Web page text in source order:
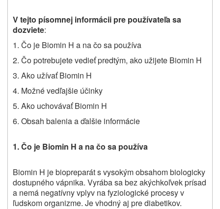
V tejto písomnej informácii pre používateľa sa
dozviete:
1. Čo je Biomin H a na čo sa používa
2. Čo potrebujete vedieť predtým, ako užijete Biomin H
3. Ako užívať Biomin H
4. Možné vedľajšie účinky
5. Ako uchovávať Biomin H
6. Obsah balenia a ďalšie informácie
1. Čo je Biomin H a na čo sa používa
Biomin H je biopreparát s vysokým obsahom biologicky
dostupného vápnika. Vyrába sa bez akýchkoľvek prísad
a nemá negatívny vplyv na fyziologické procesy v
ľudskom organizme. Je vhodný aj pre diabetikov.